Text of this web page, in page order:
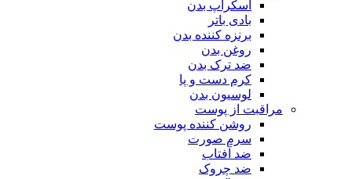
اسکراپ بدن
بادی باتر
برنزه کننده بدن
روغن بدن
ضد ترک بدن
کرم دست و پا
لوسیون بدن
مراقبت از پوست
روشن کننده پوست
سرم صورت
ضد آفتاب
ضد چروک